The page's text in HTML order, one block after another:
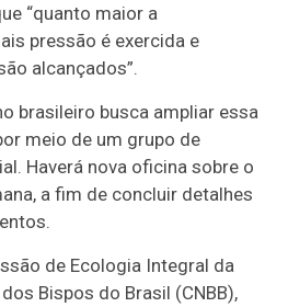
“quanto maior a
pressão é exercida e
alcançados”.
brasileiro busca ampliar essa
meio de um grupo de
Haverá nova oficina sobre o
a fim de concluir detalhes
de Ecologia Integral da
Bispos do Brasil (CNBB),